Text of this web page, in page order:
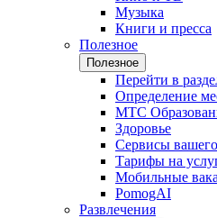
Музыка
Книги и пресса
Полезное
Полезное
Перейти в
Определение
МТС
Здоровье
Сервисы
Тарифы на
Мобильные
PomogAI
Развлечения